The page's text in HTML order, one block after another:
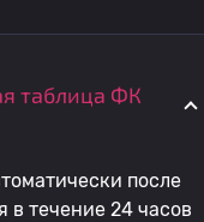
таблица ФК
после
в течение 24 часов